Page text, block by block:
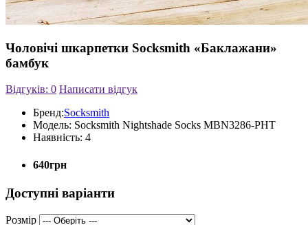
Чоловічі шкарпетки Socksmith «Баклажани»
бамбук
Відгуків: 0 Написати відгук
Бренд:Socksmith
Модель: Socksmith Nightshade Socks MBN3286-PHT
Наявність: 4
640грн
Доступні варіанти
Розмір